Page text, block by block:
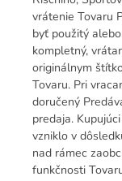
vrátenie Tovaru
byť použitý
kompletný,
originálnym
Tovaru. Pri
doručený
predaja.
vzniklo v
nad rámec
funkčnosti